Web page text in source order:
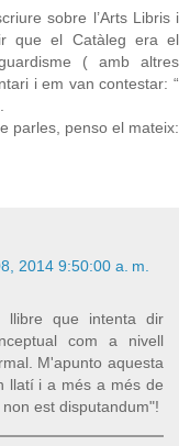
sobre l’Arts Libris i
que el Catàleg era el
( amb altres
i em van contestar: “
parles, penso el mateix:
2014 9:50:00 a. m.
llibre que intenta dir
com a nivell
M'apunto aquesta
llatí i a més a més de
est disputandum"!